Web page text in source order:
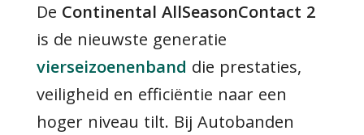
De Continental AllSeasonContact 2
is de nieuwste generatie
vierseizoenenband die prestaties,
veiligheid en efficiëntie naar een
hoger niveau tilt. Bij Autobanden